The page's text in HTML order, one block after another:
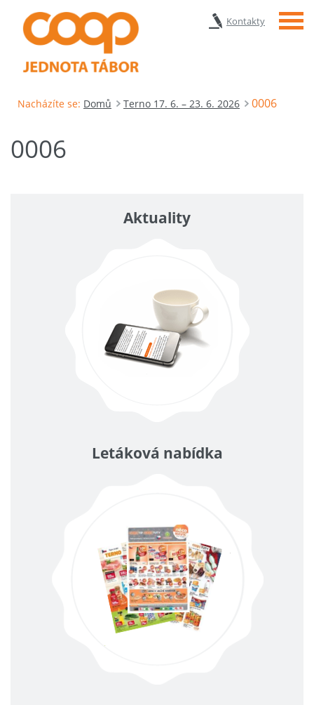
Kontakty Menu
Nacházíte se: Domů Terno 17. 6. – 23. 6. 2026 0006
0006
Aktuality
Letáková nabídka